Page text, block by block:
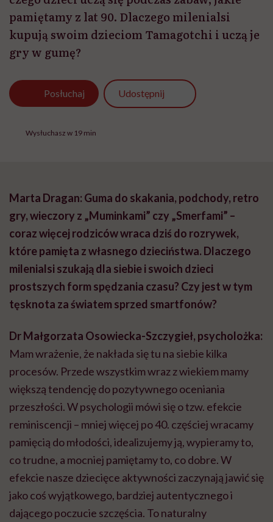
pamiętamy z lat 90. Dlaczego milenialsi
kupują swoim dzieciom Tamagotchi i uczą je
gry w gumę?
Posłuchaj Udostępnij
Wysłuchasz w 19 min
Marta Dragan: Guma do skakania, podchody, retro
gry, wieczory z „Muminkami” czy „Smerfami” –
coraz więcej rodziców wraca dziś do rozrywek,
które pamięta z własnego dzieciństwa. Dlaczego
milenialsi szukają dla siebie i swoich dzieci
prostszych form spędzania czasu? Czy jest w tym
tęsknota za światem sprzed smartfonów?
Dr Małgorzata Osowiecka-Szczygieł, psycholożka:
Mam wrażenie, że nakłada się tu na siebie kilka
procesów. Przede wszystkim wraz z wiekiem mamy
większą tendencję do pozytywnego oceniania
przeszłości. W psychologii mówi się o tzw. efekcie
reminiscencji – mniej więcej po 40. częściej wracamy
pamięcią do młodości, idealizujemy ją, wypieramy to,
co trudne, a mocniej pamiętamy to, co dobre. W
efekcie nasze dziecięce aktywności zaczynają jawić się
jako coś wyjątkowego, bardziej autentycznego i
dającego poczucie szczęścia. To naturalny